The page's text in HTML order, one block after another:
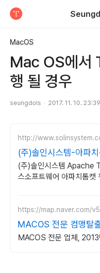
MacOS
Mac OS에서
행 될 경우
seungdols 2017. 11. 10. 23:39
http://
(주)솔인시스템-아파
기술지원 노하우
(주)솔인시스템 Apache
스소프트웨어 아파치톰캣
https://map.naver.com/
MACOS 전문 컴맹탈
MACOS 전문 업체,